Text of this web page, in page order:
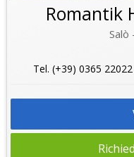
Romantik
Salò
Tel. (+39) 0365